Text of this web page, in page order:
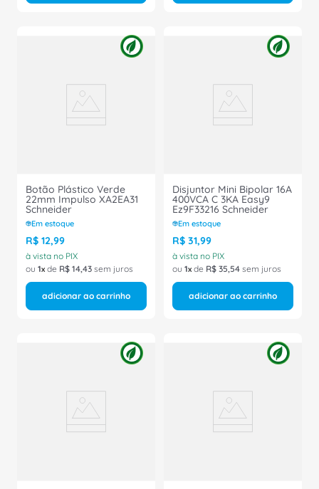
Botão Plástico Verde
22mm Impulso XA2EA31
Schneider
Em estoque
R$ 12,99
à vista no PIX
ou 1 de R$ 14,43 sem juros
adicionar ao carrinho
Disjuntor Mini Bipolar 16A
400VCA C 3KA Easy9
Ez9F33216 Schneider
Em estoque
R$ 31,99
à vista no PIX
ou 1 de R$ 35,54 sem juros
adicionar ao carrinho